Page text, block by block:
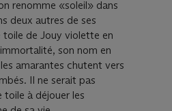
renomme «soleil» dans
deux autres de ses
de Jouy violette en
son nom en
amarantes chutent vers
Il ne serait pas
à déjouer les